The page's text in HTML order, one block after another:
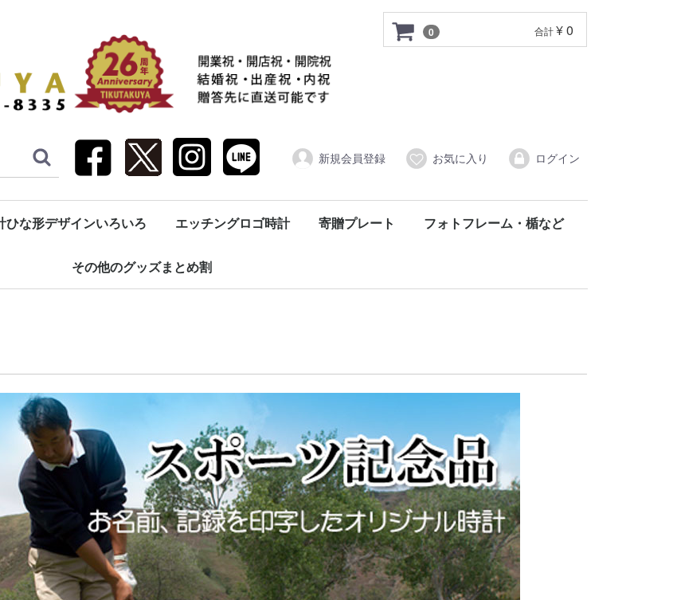
0 合計¥ 0
新規会員登録 お気に入り ログイン
ひな形デザインいろいろ
懐中時計・コンパクト時計
エッチングロゴ時計
彫刻（エッチング加工）
寄贈プレート フォトフレーム・楯など
その他のグッズまとめ割